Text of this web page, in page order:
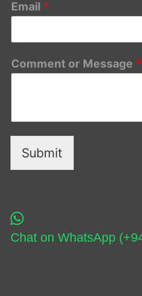
Email *
Comment or Message *
Submit
Chat on WhatsApp